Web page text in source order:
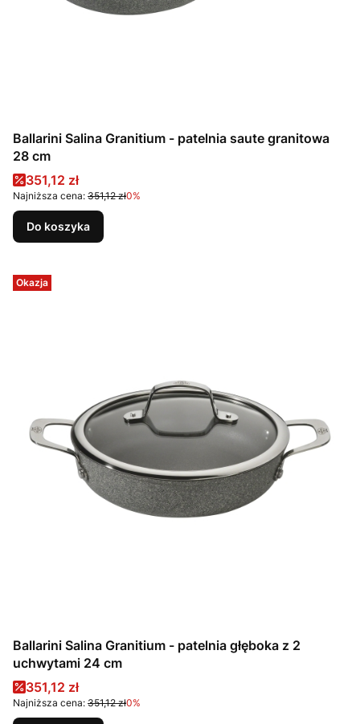
Ballarini Salina Granitium - patelnia saute granitowa
28 cm
Cena promocyjna
351,12 zł
Najniższa cena: 351,12 zł0%
Do koszyka
Okazja
Ballarini Salina Granitium - patelnia głęboka z 2
uchwytami 24 cm
Cena promocyjna
351,12 zł
Najniższa cena: 351,12 zł0%